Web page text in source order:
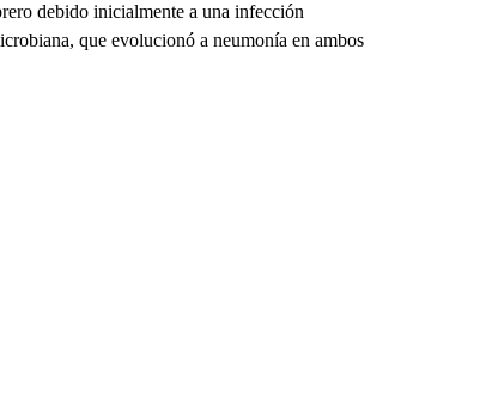
debido inicialmente a una infección
que evolucionó a neumonía en ambos